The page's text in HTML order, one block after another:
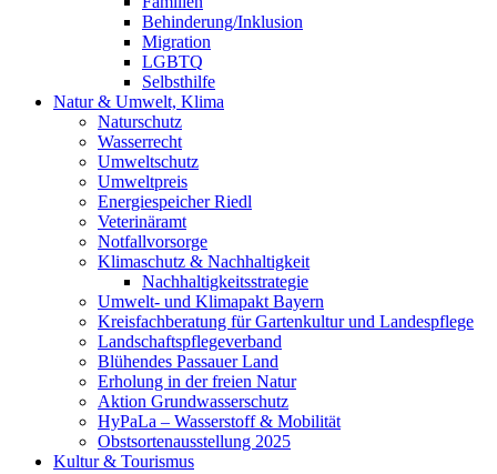
Behinderung/Inklusion
Migration
LGBTQ
Selbsthilfe
Natur & Umwelt, Klima
Naturschutz
Wasserrecht
Umweltschutz
Umweltpreis
Energiespeicher Riedl
Veterinäramt
Notfallvorsorge
Klimaschutz & Nachhaltigkeit
Nachhaltigkeitsstrategie
Umwelt- und Klimapakt Bayern
Kreisfachberatung für Gartenkultur und Landespflege
Landschaftspflegeverband
Blühendes Passauer Land
Erholung in der freien Natur
Aktion Grundwasserschutz
HyPaLa – Wasserstoff & Mobilität
Obstsortenausstellung 2025
Kultur & Tourismus